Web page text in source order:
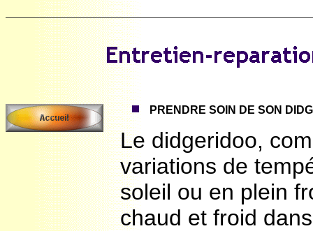
PRENDRE SOIN DE SON
Le didgeridoo,
variations de
soleil ou en plein
chaud et froid